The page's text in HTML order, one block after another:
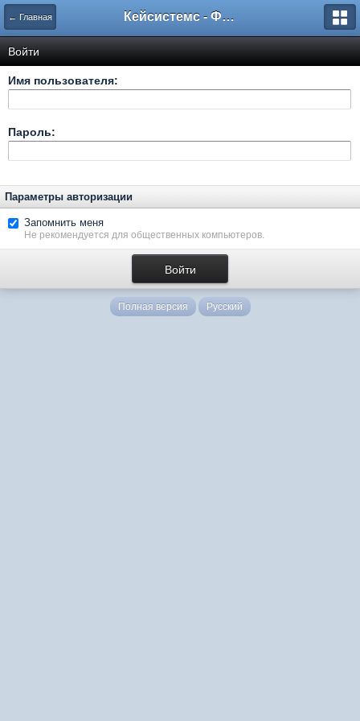
← Главная Кейсистемс - Форумы
Войти
Имя пользователя:
Пароль:
Параметры авторизации
Запомнить меня
Не рекомендуется для общественных компьютеров.
Полная версия Русский